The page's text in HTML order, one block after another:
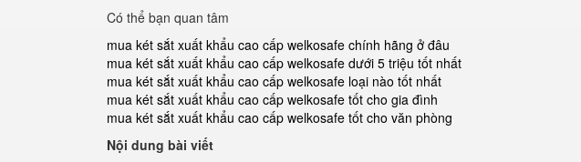
Có thể bạn quan tâm
mua két sắt xuất khẩu cao cấp welkosafe chính hãng ở đâu
mua két sắt xuất khẩu cao cấp welkosafe dưới 5 triệu tốt nhất
mua két sắt xuất khẩu cao cấp welkosafe loại nào tốt nhất
mua két sắt xuất khẩu cao cấp welkosafe tốt cho gia đình
mua két sắt xuất khẩu cao cấp welkosafe tốt cho văn phòng
Nội dung bài viết